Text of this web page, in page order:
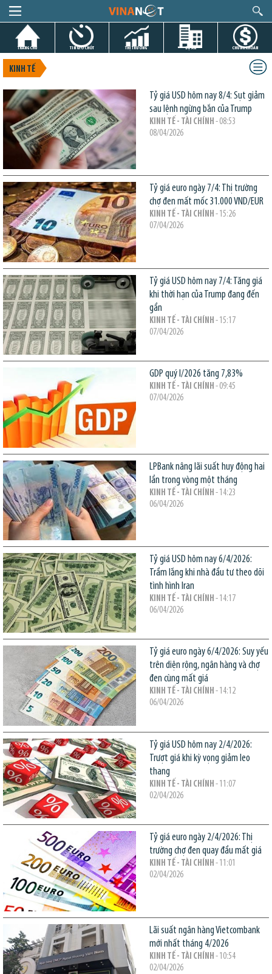
TRANG CHỦ TIN GIỜ CHÓT THỊ TRƯỜNG DỰ ÁN CHỨNG KHOÁN
KINH TẾ
Tỷ giá USD hôm nay 8/4: Sụt giảm
sau lệnh ngừng bắn của Trump
KINH TẾ - TÀI CHÍNH - 08:53
08/04/2026
Tỷ giá euro ngày 7/4: Thị trường
chợ đen mất mốc 31.000 VND/EUR
KINH TẾ - TÀI CHÍNH - 15:26
07/04/2026
Tỷ giá USD hôm nay 7/4: Tăng giá
khi thời hạn của Trump đang đến
gần
KINH TẾ - TÀI CHÍNH - 15:17
07/04/2026
GDP quý I/2026 tăng 7,83%
KINH TẾ - TÀI CHÍNH - 09:45
07/04/2026
LPBank nâng lãi suất huy động hai
lần trong vòng một tháng
KINH TẾ - TÀI CHÍNH - 14:23
06/04/2026
Tỷ giá USD hôm nay 6/4/2026:
Trầm lắng khi nhà đầu tư theo dõi
tình hình Iran
KINH TẾ - TÀI CHÍNH - 14:17
06/04/2026
Tỷ giá euro ngày 6/4/2026: Suy yếu
trên diện rộng, ngân hàng và chợ
đen cùng mất giá
KINH TẾ - TÀI CHÍNH - 14:12
06/04/2026
Tỷ giá USD hôm nay 2/4/2026:
Trượt giá khi kỳ vọng giảm leo
thang
KINH TẾ - TÀI CHÍNH - 11:07
02/04/2026
Tỷ giá euro ngày 2/4/2026: Thị
trường chợ đen quay đầu mất giá
KINH TẾ - TÀI CHÍNH - 11:01
02/04/2026
Lãi suất ngân hàng Vietcombank
mới nhất tháng 4/2026
KINH TẾ - TÀI CHÍNH - 10:54
02/04/2026